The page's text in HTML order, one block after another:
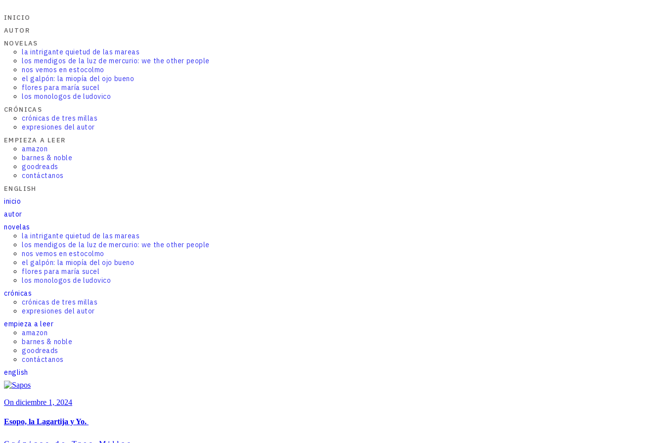
INICIO
AUTOR
NOVELAS
la intrigante quietud de las mareas
los mendigos de la luz de mercurio: we the other people
nos vemos en estocolmo
el galpón: la miopía del ojo bueno
flores para maría sucel
los monologos de ludovico
CRÓNICAS
crónicas de tres millas
expresiones del autor
EMPIEZA A LEER
amazon
barnes & noble
goodreads
contáctanos
ENGLISH
inicio
autor
novelas
la intrigante quietud de las mareas
los mendigos de la luz de mercurio: we the other people
nos vemos en estocolmo
el galpón: la miopía del ojo bueno
flores para maría sucel
los monologos de ludovico
crónicas
crónicas de tres millas
expresiones del autor
empieza a leer
amazon
barnes & noble
goodreads
contáctanos
english
On diciembre 1, 2024
Esopo, la Lagartija y Yo.